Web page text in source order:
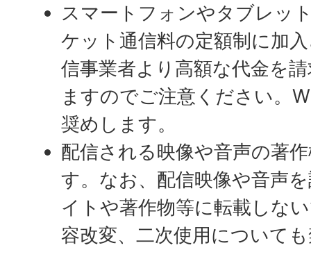
スマートフォンやタブレッ
ケット通信料の定額制に加
信事業者より高額な代金を
ますのでご注意ください。
奨めします。
配信される映像や音声の著
す。なお、配信映像や音声
イトや著作物等に転載しな
容改変、二次使用について